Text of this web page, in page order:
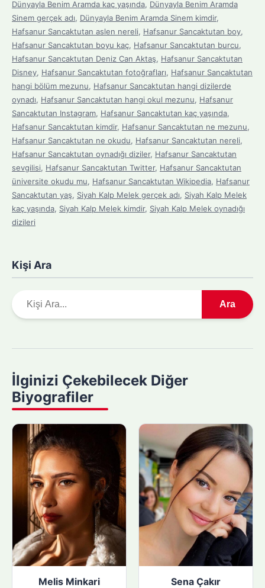
Dünyayla Benim Aramda kaç yaşında, Dünyayla Benim Aramda
Sinem gerçek adı, Dünyayla Benim Aramda Sinem kimdir,
Hafsanur Sancaktutan aslen nereli, Hafsanur Sancaktutan boy,
Hafsanur Sancaktutan boyu kaç, Hafsanur Sancaktutan burcu,
Hafsanur Sancaktutan Deniz Can Aktaş, Hafsanur Sancaktutan
Disney, Hafsanur Sancaktutan fotoğrafları, Hafsanur Sancaktutan
hangi bölüm mezunu, Hafsanur Sancaktutan hangi dizilerde
oynadı, Hafsanur Sancaktutan hangi okul mezunu, Hafsanur
Sancaktutan Instagram, Hafsanur Sancaktutan kaç yaşında,
Hafsanur Sancaktutan kimdir, Hafsanur Sancaktutan ne mezunu,
Hafsanur Sancaktutan ne okudu, Hafsanur Sancaktutan nereli,
Hafsanur Sancaktutan oynadığı diziler, Hafsanur Sancaktutan
sevgilisi, Hafsanur Sancaktutan Twitter, Hafsanur Sancaktutan
üniversite okudu mu, Hafsanur Sancaktutan Wikipedia, Hafsanur
Sancaktutan yaş, Siyah Kalp Melek gerçek adı, Siyah Kalp Melek
kaç yaşında, Siyah Kalp Melek kimdir, Siyah Kalp Melek oynadığı
dizileri
Kişi Ara
r
y
a
p
n
:
Ara
İlginizi Çekebilecek Diğer
Biyografiler
Melis Minkari Sena Çakır